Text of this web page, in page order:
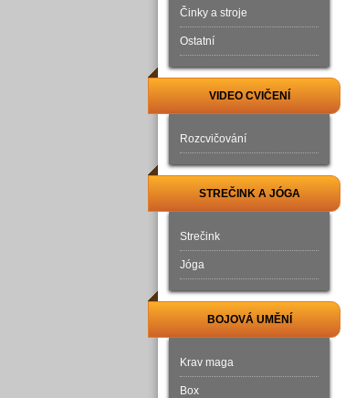
Činky a stroje
Ostatní
VIDEO CVIČENÍ
Rozcvičování
STREČINK A JÓGA
Strečink
Jóga
BOJOVÁ UMĚNÍ
Krav maga
Box